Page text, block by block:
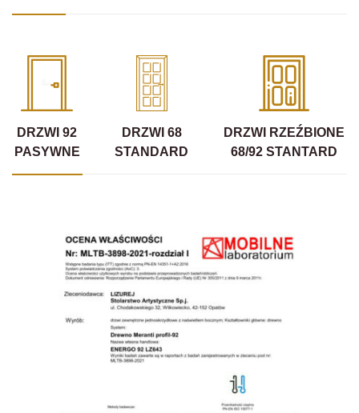
DRZWI 92
PASYWNE
DRZWI 68
STANDARD
DRZWI RZEŹBIONE
68/92 STANTARD